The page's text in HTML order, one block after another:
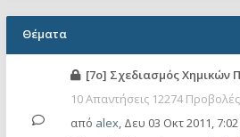
Θέματα
[7ο] Σχεδιασμός Χημικών
10 Απαντήσεις 12274 Προβολές
από alex, Δευ 03 Οκτ 2011,